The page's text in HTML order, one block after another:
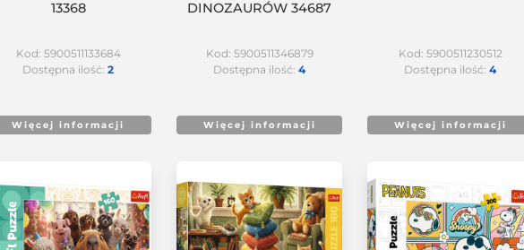
13368
Kod: 5900511133684
Dostępna ilość:2
Więcej informacji
DINOZAURÓW 34687
Kod: 5900511346879
Dostępna ilość:4
Więcej informacji
Kod: 5900511230512
Dostępna ilość:4
Więcej informacji